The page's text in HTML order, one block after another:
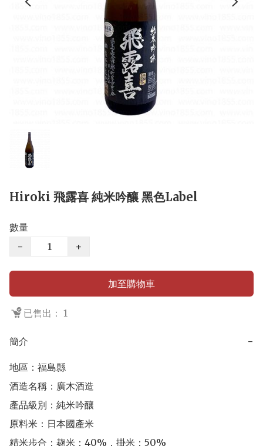
Hiroki 飛露喜 純米吟釀 黑色Label
數量
−
+
加至購物車
已售出： 1
簡介 −
地區：福島縣
酒造名稱：廣木酒造
產品級別：純米吟釀
原料米：日本國產米
精米步合：麹米：40%，掛米：50%